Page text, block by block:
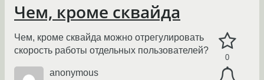
Чем, кроме сквайда
0
Чем, кроме сквайда можно отрегулировать
скорость работы отдельных пользователей?
anonymous